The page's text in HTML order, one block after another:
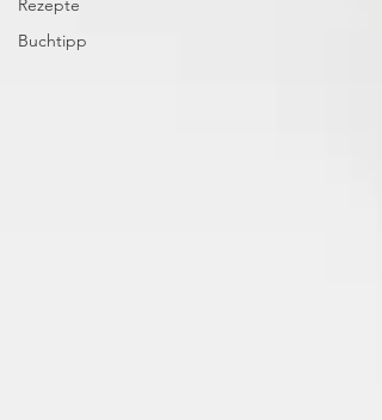
Rezepte
Buchtipp